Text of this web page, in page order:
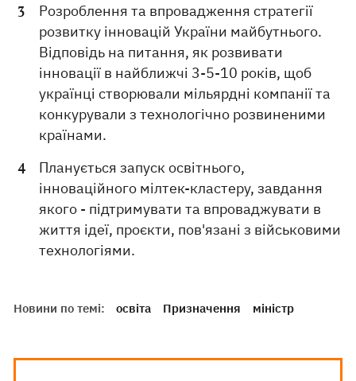
Розроблення та впровадження стратегії
розвитку інновацій України майбутнього.
Відповідь на питання, як розвивати
інновації в найближчі 3-5-10 років, щоб
українці створювали мільярдні компанії та
конкурували з технологічно розвиненими
країнами.
Планується запуск освітнього,
інноваційного мілтек-кластеру, завдання
якого - підтримувати та впроваджувати в
життя ідеї, проєкти, пов'язані з військовими
технологіями.
Новини по темі: освіта Призначення міністр